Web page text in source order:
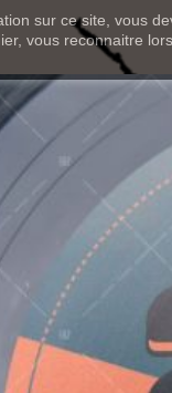
sur ce site, vous
vous reconnaitre